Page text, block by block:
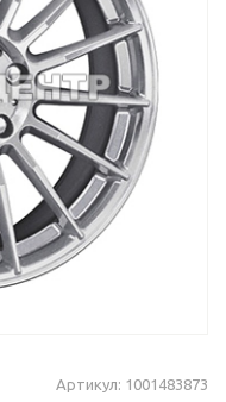
Артикул: 1001483873